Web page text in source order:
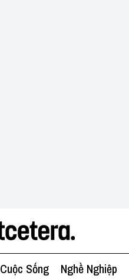
Cuộc Sống Nghề Nghiệp